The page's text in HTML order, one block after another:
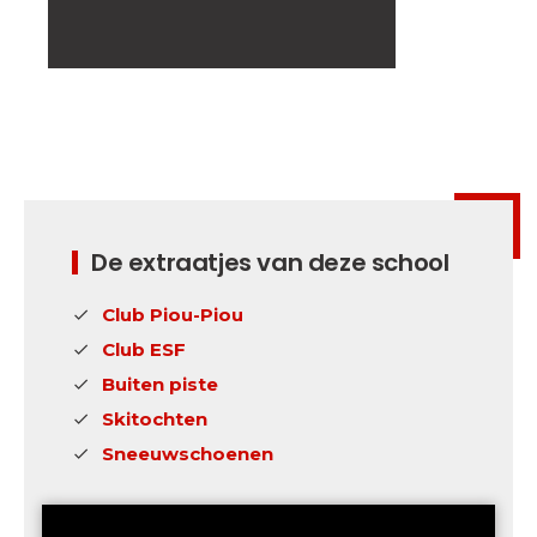
De extraatjes van deze school
Club Piou-Piou
Club ESF
Buiten piste
Skitochten
Sneeuwschoenen